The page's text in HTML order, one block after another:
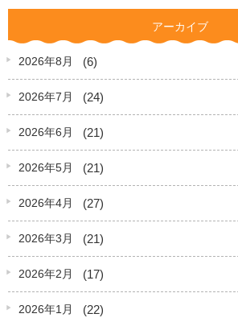
アーカイブ
2026年8月 (6)
2026年7月 (24)
2026年6月 (21)
2026年5月 (21)
2026年4月 (27)
2026年3月 (21)
2026年2月 (17)
2026年1月 (22)